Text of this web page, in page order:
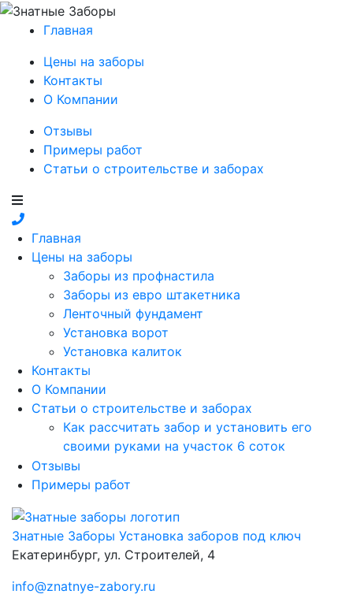
Главная
Цены на заборы
Контакты
О Компании
Отзывы
Примеры работ
Статьи о строительстве и заборах
Главная
Цены на заборы
Заборы из профнастила
Заборы из евро штакетника
Ленточный фундамент
Установка ворот
Установка калиток
Контакты
О Компании
Статьи о строительстве и заборах
Как рассчитать забор и установить его
своими руками на участок 6 соток
Отзывы
Примеры работ
Знатные Заборы Установка заборов под ключ
Екатеринбург, ул. Строителей, 4
info@znatnye-zabory.ru